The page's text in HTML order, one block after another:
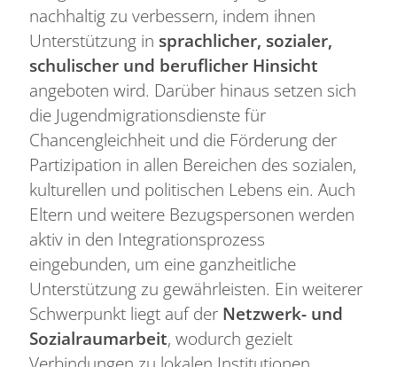
nachhaltig zu verbessern, indem ihnen
Unterstützung in sprachlicher, sozialer,
schulischer und beruflicher Hinsicht
angeboten wird. Darüber hinaus setzen sich
die Jugendmigrationsdienste für
Chancengleichheit und die Förderung der
Partizipation in allen Bereichen des sozialen,
kulturellen und politischen Lebens ein. Auch
Eltern und weitere Bezugspersonen werden
aktiv in den Integrationsprozess
eingebunden, um eine ganzheitliche
Unterstützung zu gewährleisten. Ein weiterer
Schwerpunkt liegt auf der Netzwerk- und
Sozialraumarbeit, wodurch gezielt